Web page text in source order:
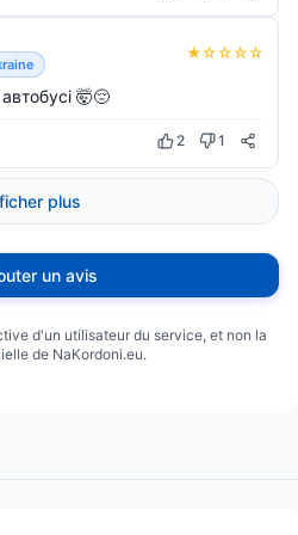
★☆☆☆☆
🤯😔
2 1
plus
un avis
d'un utilisateur du service, et non la
de NaKordoni.eu.